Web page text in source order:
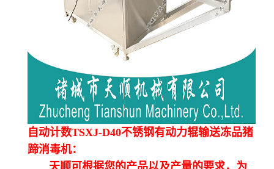
自动计数TSXJ-D40不锈钢有动力辊输送冻品猪
蹄消毒机：
天顺可根据您的产品以及产量的要求，为